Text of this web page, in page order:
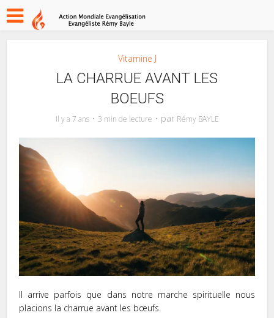
Vitamine J
LA CHARRUE AVANT LES
BOEUFS
Il y a 7 ans 3 min de lecture par Rémy BAYLE
Il arrive parfois que dans notre marche spirituelle nous
placions la charrue avant les bœufs.